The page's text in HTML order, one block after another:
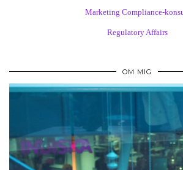
Marketing Compliance-
Regulatory Affairs
OM MIG